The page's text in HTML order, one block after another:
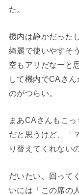
た。
機内は静かだった
綺麗で使いやすそ
空もアリだなーと
して機内でCAさ
のがつらい。
まあCAさんもこ
だと思うけど、「
り替えてくれない
だいたい、回って
いには「この席の